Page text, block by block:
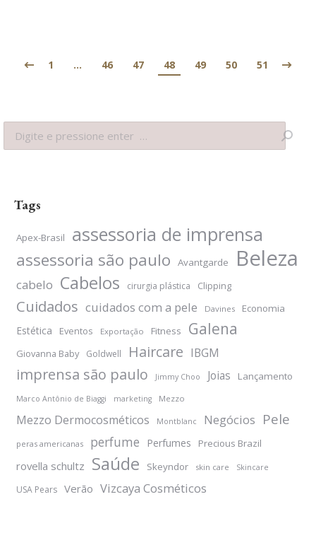
1 … 46 47 48 49 50 51
Search:
Tags
Apex-Brasil assessoria de imprensa
assessoria são paulo Avantgarde Beleza
cabelo Cabelos cirurgia plástica Clipping
Cuidados cuidados com a pele Davines Economia
Estética Eventos Exportação Fitness Galena
Giovanna Baby Goldwell Haircare IBGM
imprensa são paulo Jimmy Choo Joias Lançamento
Marco Antônio de Biaggi marketing Mezzo
Mezzo Dermocosméticos Montblanc Negócios Pele
peras americanas perfume Perfumes Precious Brazil
rovella schultz Saúde Skeyndor skin care Skincare
USA Pears Verão Vizcaya Cosméticos